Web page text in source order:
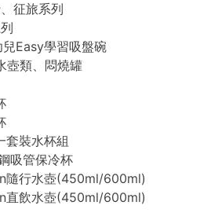
征旅系列
Easy學習吸盤碗
壺類、悶燒罐
套裝水杯組
吸管保冷杯
隨行水壺(450ml/600ml)
直飲水壺(450ml/600ml)